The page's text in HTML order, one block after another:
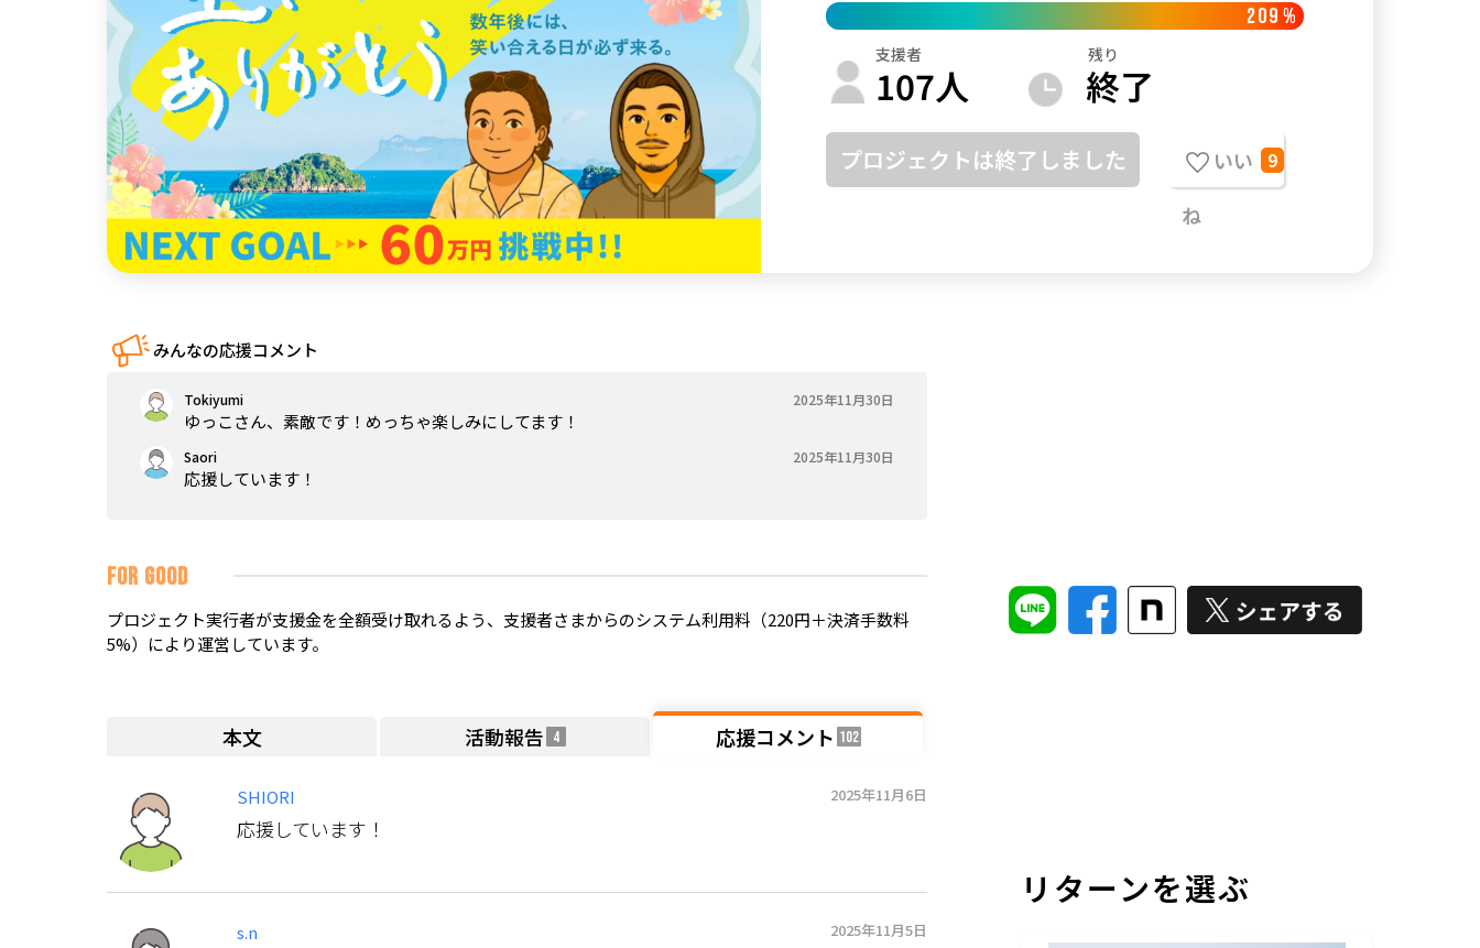
徳島 愛媛 高知
九州・沖縄 福岡 長崎 熊本 大分 鹿児島 沖縄
209 %
支援者
107人
残り
終了
プロジェクトは終了しました
いい
ね
9
みんなの応援コメント
Tokiyumi 2025年11月30日
ゆっこさん、素敵です！めっちゃ楽しみにしてます！
Saori 2025年11月30日
応援しています！
FOR GOOD
プロジェクト実行者が支援金を全額受け取れるよう、支援者さまからのシステム利用料（220円＋決済手数料
5%）により運営しています。
本文 活動報告 4 応援コメント 102
SHIORI 2025年11月6日
応援しています！
s.n 2025年11月5日
リターンを選ぶ